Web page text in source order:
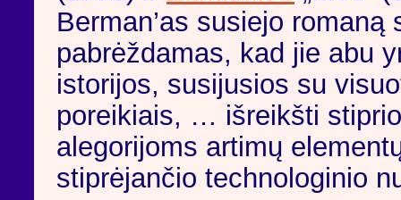
Berman’as susiejo romaną
pabrėždamas, kad jie abu
istorijos, susijusios su
poreikiais, … išreikšti
alegorijoms artimų
stiprėjančio technologinio